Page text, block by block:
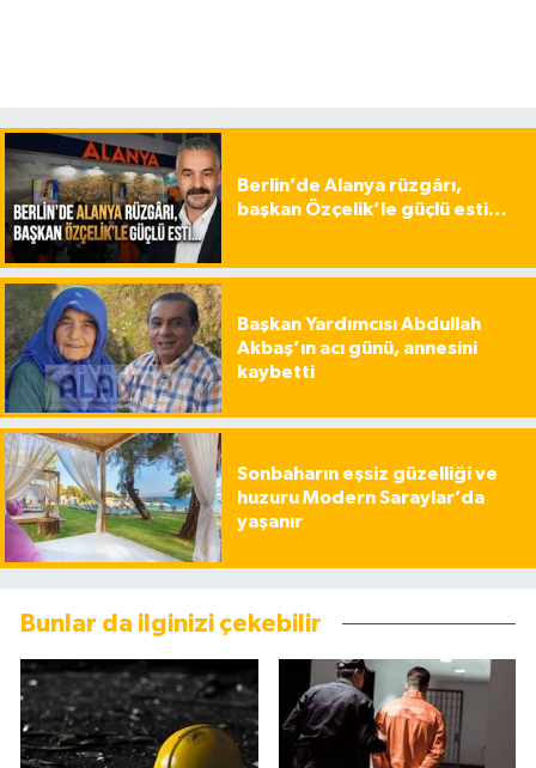
Berlin’de Alanya rüzgârı,
başkan Özçelik’le güçlü esti…
Başkan Yardımcısı Abdullah
Akbaş’ın acı günü, annesini
kaybetti
Sonbaharın eşsiz güzelliği ve
huzuru Modern Saraylar’da
yaşanır
Bunlar da ilginizi çekebilir